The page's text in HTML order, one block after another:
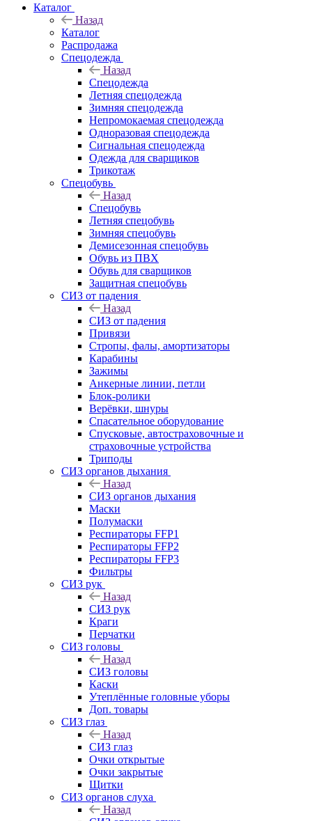
Каталог
Назад
Каталог
Распродажа
Спецодежда
Назад
Спецодежда
Летняя спецодежда
Зимняя спецодежда
Непромокаемая спецодежда
Одноразовая спецодежда
Сигнальная спецодежда
Одежда для сварщиков
Трикотаж
Спецобувь
Назад
Спецобувь
Летняя спецобувь
Зимняя спецобувь
Демисезонная спецобувь
Обувь из ПВХ
Обувь для сварщиков
Защитная спецобувь
СИЗ от падения
Назад
СИЗ от падения
Привязи
Стропы, фалы, амортизаторы
Карабины
Зажимы
Анкерные линии, петли
Блок-ролики
Верёвки, шнуры
Спасательное оборудование
Спусковые, автостраховочные и
страховочные устройства
Триподы
СИЗ органов дыхания
Назад
СИЗ органов дыхания
Маски
Полумаски
Респираторы FFP1
Респираторы FFP2
Респираторы FFP3
Фильтры
СИЗ рук
Назад
СИЗ рук
Краги
Перчатки
СИЗ головы
Назад
СИЗ головы
Каски
Утеплённые головные уборы
Доп. товары
СИЗ глаз
Назад
СИЗ глаз
Очки открытые
Очки закрытые
Щитки
СИЗ органов слуха
Назад